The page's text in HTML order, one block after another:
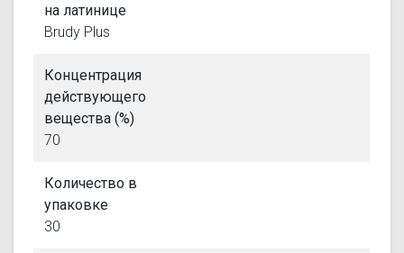
на латинице
Brudy Plus
Концентрация
действующего
вещества (%)
70
Количество в
упаковке
30